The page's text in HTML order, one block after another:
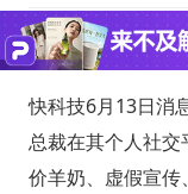
快科技6月13日消
总裁在其个人社
价羊奶、虚假宣